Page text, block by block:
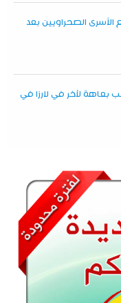
الأسرى الصحراويين بعد
بعاهة لآخر في لارزا في